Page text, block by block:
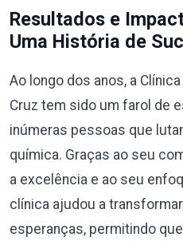
Resultados e
Uma História de
Ao longo dos anos, a
Cruz tem sido um farol de
inúmeras pessoas que
química. Graças ao seu
a excelência e ao seu
clínica ajudou a
esperanças, permitindo